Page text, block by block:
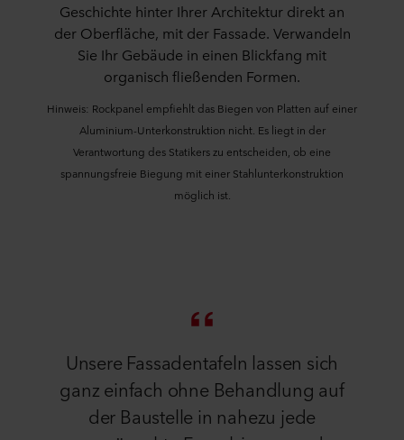
Geschichte hinter Ihrer Architektur direkt an
der Oberfläche, mit der Fassade. Verwandeln
Sie Ihr Gebäude in einen Blickfang mit
organisch fließenden Formen.
Hinweis: Rockpanel empfiehlt das Biegen von Platten auf einer
Aluminium-Unterkonstruktion nicht. Es liegt in der
Verantwortung des Statikers zu entscheiden, ob eine
spannungsfreie Biegung mit einer Stahlunterkonstruktion
möglich ist.
Unsere Fassadentafeln lassen sich
ganz einfach ohne Behandlung auf
der Baustelle in nahezu jede